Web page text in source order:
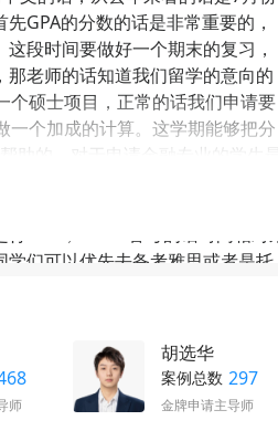
GPA的分数的话是非常重要的，
段时间要做好一个期末的复习，
老师的话知道我们留学的意向的
个硕士项目，正常的话我们申请要
个加成的计算。这学期能够把分
助的，对于申请金融专业的学生最
。首先最重要的这个阶段的一个
一块，因为目前从5月份到申请前
们可以优先去备考雅思或者是托
有余力的情况下，那你可以同时
定是更有帮助的，而且是锦上添
面优化，就是暑期的一个实习经历
是会有二到三段，这样的一个匹
补充一段的。肯定也有在进行暑
师
胡选华
案例总数 297
金牌申请主导师